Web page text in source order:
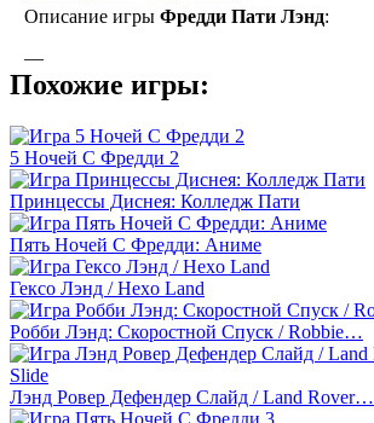
Описание игры Фредди Пати Лэнд:
—
Похожие игры:
5 Ночей С Фредди 2
Принцессы Диснея: Колледж Пати
Пять Ночей С Фредди: Аниме
Гексо Лэнд / Hexo Land
Робби Лэнд: Скоростной Спуск / Robbie…
Лэнд Ровер Дефендер Слайд / Land Rover…